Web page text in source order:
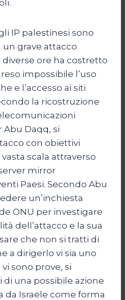
IP palestinesi sono
un grave attacco
ore ha costretto
impossibile l’uso
e l’accesso ai siti
la ricostruzione
Abu Daqq, si
con obiettivi
scala attraverso
mirror
Paesi. Secondo Abu
un’inchiesta
ONU per investigare
dell’attacco e la sua
che non si tratti di
a dirigerlo vi sia uno
sono prove, si
una possibile azione
Israele come forma